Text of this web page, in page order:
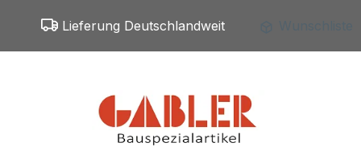
Zum Hauptinhalt springen
Lieferung Deutschlandweit